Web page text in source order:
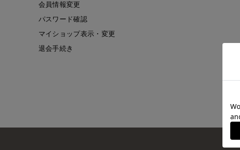
会員情報変更
パスワード確認
マイショップ表示・変更
退会手続き